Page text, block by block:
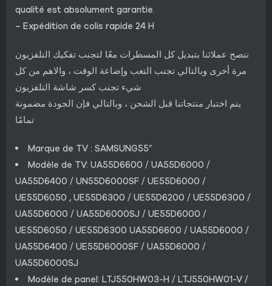
qualité est absolument garantie.
– Expédition de colis rapide 24 H
ننصح عملائنا بتبديل كل المسطرات معًا لتجنب تفكيك التلفزيون
مرة أخرى وبالتالي تجنب التعب وإضاعة الوقت ، والاهم من كل
شيء تجنب كسر شاشة التلفزيون
يتم اختبار منتجاتنا قبل الشحن ، وبالتالي فإن الجودة مضمونة
تمامًا
Marque de TV : SAMSUNG55″
Modèle de TV: UA55D6600 / UA55D6000 /
UA55D6400 / UN55D6000SF / UE55D6000 /
UE55D6050 , UE55D6300 / UE55D6200 / UE55D6300 /
UA55D6000 / UA55D6000SJ / UE55D6000 /
UE55D6050 / UE55D6300 UA55D6600 / UA55D6000 /
UA55D6400 / UE55D6000SF / UA55D6000 /
UA55D6000SJ
Modèle de panel: LTJ550HW03-H / LTJ550HW01-V /